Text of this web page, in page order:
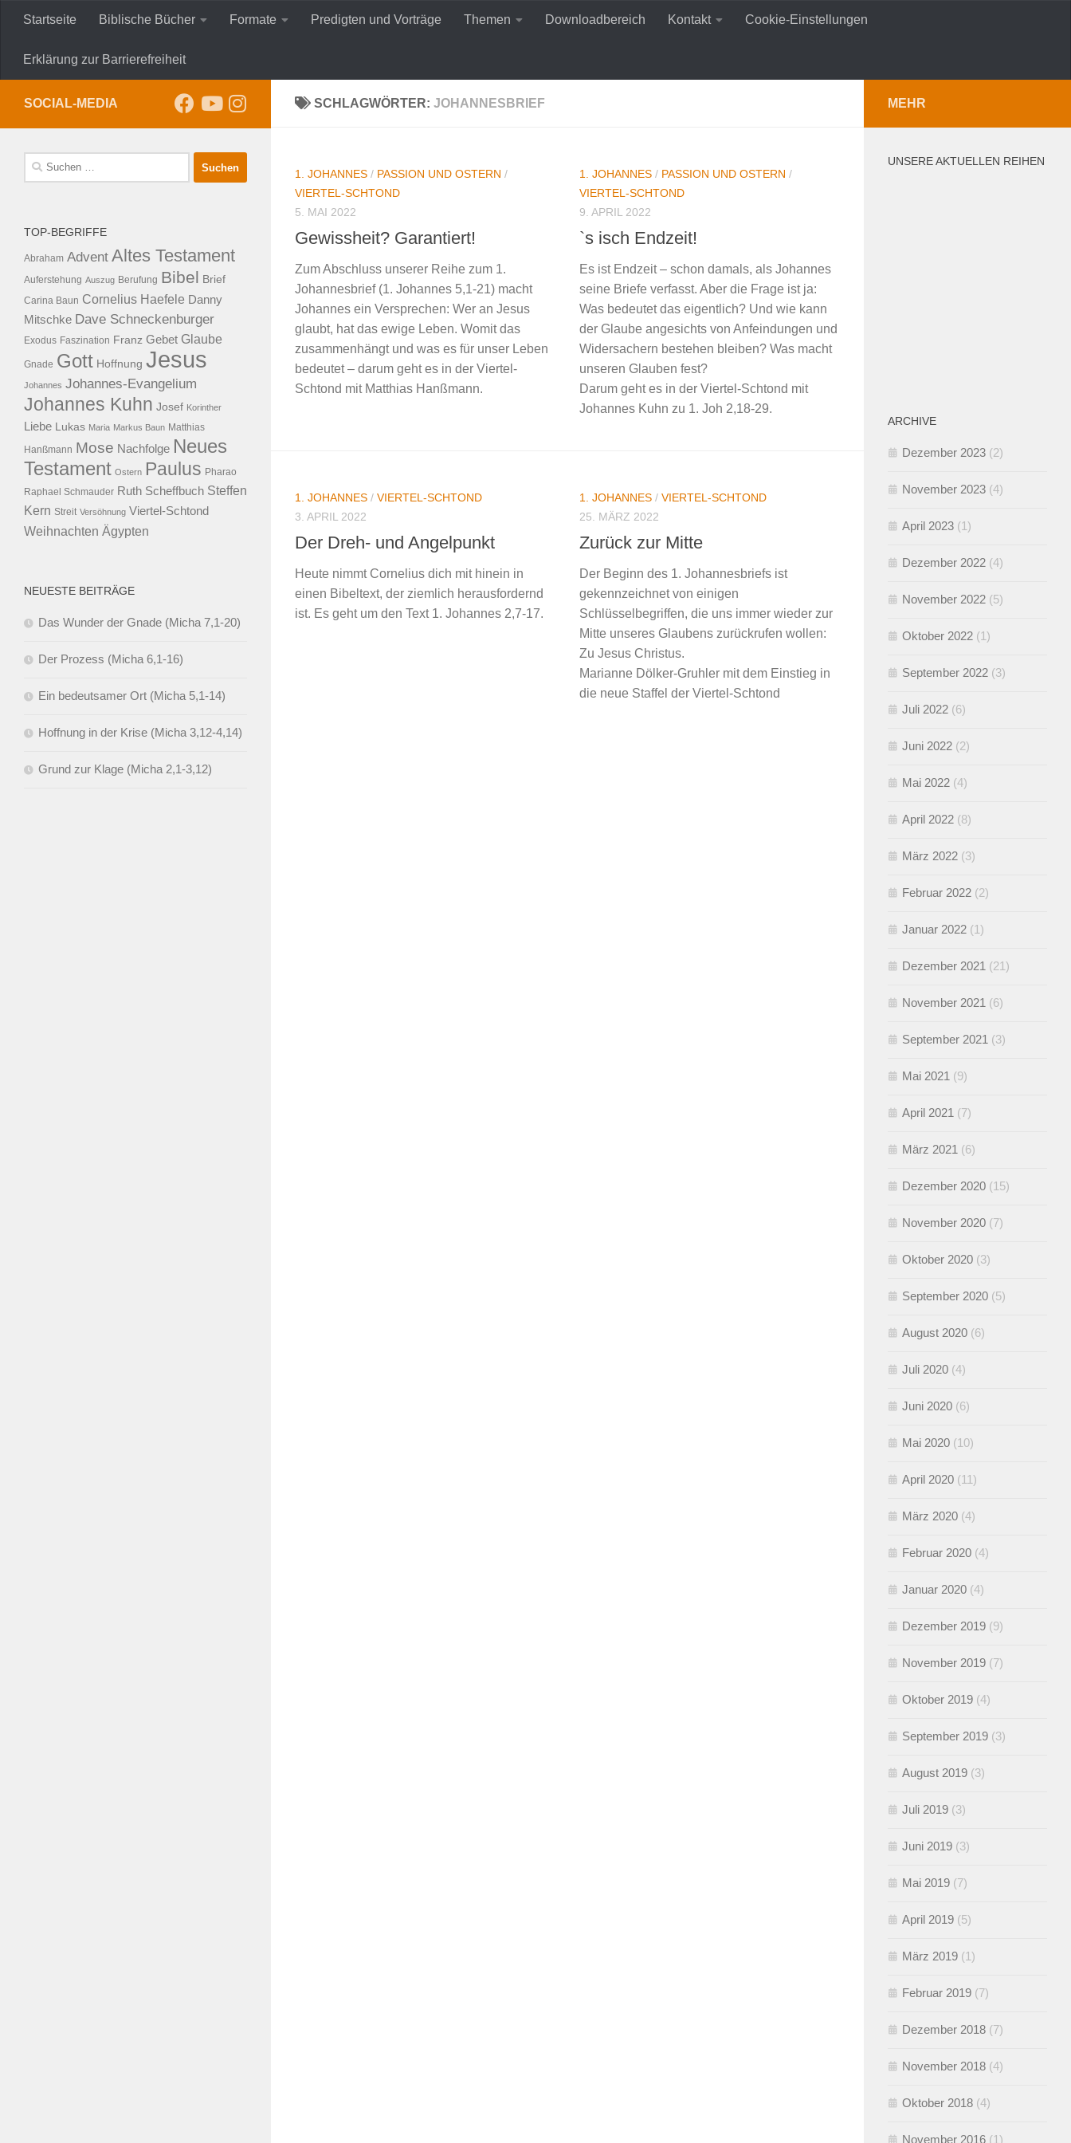
Zum Inhalt springen
Startseite Biblische Bücher Formate Predigten und Vorträge Themen Downloadbereich Kontakt Cookie-Einstellungen
Erklärung zur Barrierefreiheit
SCHLAGWÖRTER: JOHANNESBRIEF
1. JOHANNES / PASSION UND OSTERN /
VIERTEL-SCHTOND
5. MAI 2022
Gewissheit? Garantiert!
Zum Abschluss unserer Reihe zum 1.
Johannesbrief (1. Johannes 5,1-21) macht
Johannes ein Versprechen: Wer an Jesus
glaubt, hat das ewige Leben. Womit das
zusammenhängt und was es für unser Leben
bedeutet – darum geht es in der Viertel-
Schtond mit Matthias Hanßmann.
1. JOHANNES / PASSION UND OSTERN /
VIERTEL-SCHTOND
9. APRIL 2022
`s isch Endzeit!
Es ist Endzeit – schon damals, als Johannes
seine Briefe verfasst. Aber die Frage ist ja:
Was bedeutet das eigentlich? Und wie kann
der Glaube angesichts von Anfeindungen und
Widersachern bestehen bleiben? Was macht
unseren Glauben fest?
Darum geht es in der Viertel-Schtond mit
Johannes Kuhn zu 1. Joh 2,18-29.
1. JOHANNES / VIERTEL-SCHTOND
3. APRIL 2022
Der Dreh- und Angelpunkt
Heute nimmt Cornelius dich mit hinein in
einen Bibeltext, der ziemlich herausfordernd
ist. Es geht um den Text 1. Johannes 2,7-17.
1. JOHANNES / VIERTEL-SCHTOND
25. MÄRZ 2022
Zurück zur Mitte
Der Beginn des 1. Johannesbriefs ist
gekennzeichnet von einigen
Schlüsselbegriffen, die uns immer wieder zur
Mitte unseres Glaubens zurückrufen wollen:
Zu Jesus Christus.
Marianne Dölker-Gruhler mit dem Einstieg in
die neue Staffel der Viertel-Schtond
SOCIAL-MEDIA
Suche
nach:
TOP-BEGRIFFE
Abraham Advent Altes Testament
Auferstehung Auszug Berufung Bibel Brief
Carina Baun Cornelius Haefele Danny
Mitschke Dave Schneckenburger
Exodus Faszination Franz Gebet Glaube
Gnade Gott Hoffnung Jesus
Johannes Johannes-Evangelium
Johannes Kuhn Josef Korinther
Liebe Lukas Maria Markus Baun Matthias
Hanßmann Mose Nachfolge Neues
Testament Ostern Paulus Pharao
Raphael Schmauder Ruth Scheffbuch Steffen
Kern Streit Versöhnung Viertel-Schtond
Weihnachten Ägypten
NEUESTE BEITRÄGE
Das Wunder der Gnade (Micha 7,1-20)
Der Prozess (Micha 6,1-16)
Ein bedeutsamer Ort (Micha 5,1-14)
Hoffnung in der Krise (Micha 3,12-4,14)
Grund zur Klage (Micha 2,1-3,12)
MEHR
UNSERE AKTUELLEN REIHEN
ARCHIVE
Dezember 2023 (2)
November 2023 (4)
April 2023 (1)
Dezember 2022 (4)
November 2022 (5)
Oktober 2022 (1)
September 2022 (3)
Juli 2022 (6)
Juni 2022 (2)
Mai 2022 (4)
April 2022 (8)
März 2022 (3)
Februar 2022 (2)
Januar 2022 (1)
Dezember 2021 (21)
November 2021 (6)
September 2021 (3)
Mai 2021 (9)
April 2021 (7)
März 2021 (6)
Dezember 2020 (15)
November 2020 (7)
Oktober 2020 (3)
September 2020 (5)
August 2020 (6)
Juli 2020 (4)
Juni 2020 (6)
Mai 2020 (10)
April 2020 (11)
März 2020 (4)
Februar 2020 (4)
Januar 2020 (4)
Dezember 2019 (9)
November 2019 (7)
Oktober 2019 (4)
September 2019 (3)
August 2019 (3)
Juli 2019 (3)
Juni 2019 (3)
Mai 2019 (7)
April 2019 (5)
März 2019 (1)
Februar 2019 (7)
Dezember 2018 (7)
November 2018 (4)
Oktober 2018 (4)
November 2016 (1)